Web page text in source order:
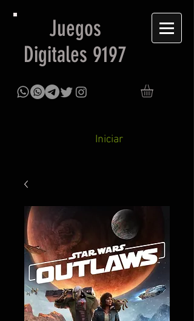
Juegos
Digitales 9197
Iniciar